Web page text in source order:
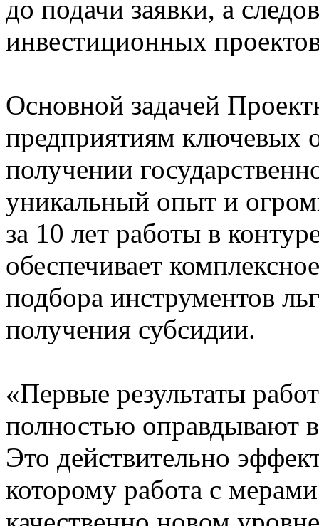
до подачи заявки, а
инвестиционных
Основной задачей
предприятиям ключевых
получении
уникальный опыт и
за 10 лет работы в
обеспечивает
подбора инструментов
получения субсидии.
«Первые результаты
полностью оправдывают
Это действительно
которому работа с